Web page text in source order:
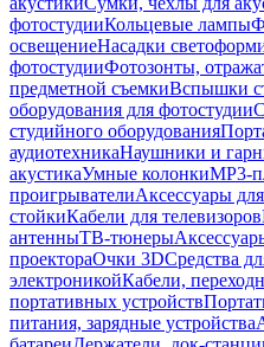
фотостудииКольцевые лампы
освещениеНасадки
фотостудииФотозонты,
предметной съемкиВспышки
оборудования для фотостудии
студийного оборудования
аудиотехникаНаушники и
акустикаУмные колонкиMP3-
проигрывателиАксессуары
стойкиКабели для телевизоров
антенныТВ-тюнеры
проектораОчки 3DСредства
электроникойКабели,
портативных устройств
питания, зарядные устройства